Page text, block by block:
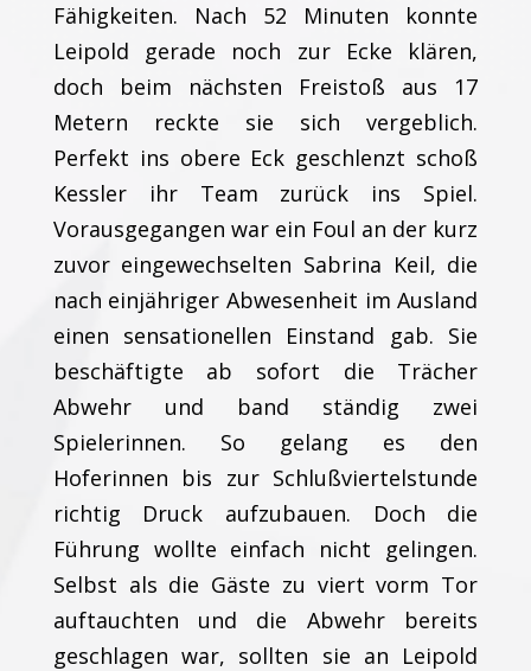
Fähigkeiten. Nach 52 Minuten konnte
Leipold gerade noch zur Ecke klären,
doch beim nächsten Freistoß aus 17
Metern reckte sie sich vergeblich.
Perfekt ins obere Eck geschlenzt schoß
Kessler ihr Team zurück ins Spiel.
Vorausgegangen war ein Foul an der kurz
zuvor eingewechselten Sabrina Keil, die
nach einjähriger Abwesenheit im Ausland
einen sensationellen Einstand gab. Sie
beschäftigte ab sofort die Trächer
Abwehr und band ständig zwei
Spielerinnen. So gelang es den
Hoferinnen bis zur Schlußviertelstunde
richtig Druck aufzubauen. Doch die
Führung wollte einfach nicht gelingen.
Selbst als die Gäste zu viert vorm Tor
auftauchten und die Abwehr bereits
geschlagen war, sollten sie an Leipold